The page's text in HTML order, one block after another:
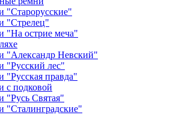
"Старорусские"
"Стрелец"
"На острие меча"
"Александр Невский"
"Русский лес"
"Русская правда"
с подковой
"Русь Святая"
"Сталинградские"